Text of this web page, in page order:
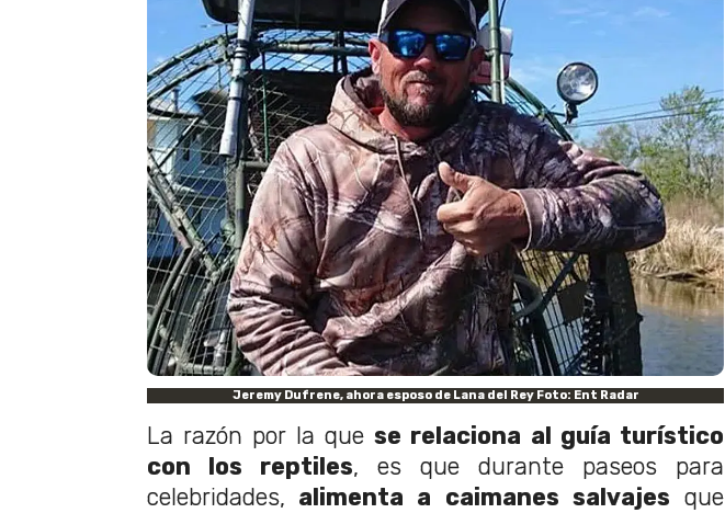
Jeremy Dufrene, ahora esposo de Lana del Rey Foto: Ent Radar
La razón por la quese relaciona al guía turístico
con los reptiles, es que durante paseos para
celebridades, alimenta a caimanes salvajes que